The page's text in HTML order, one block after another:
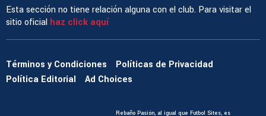
Esta sección no tiene relación alguna con el club. Para visitar el
sitio oficial haz click aquí
Términos y Condiciones
Políticas de Privacidad
Política Editorial
Ad Choices
Rebaño Pasión, al igual que Futbol Sites, es